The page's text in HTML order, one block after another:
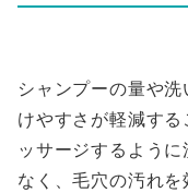
シャンプーの量や
けやすさが軽減す
ッサージするよう
なく、毛穴の汚れを